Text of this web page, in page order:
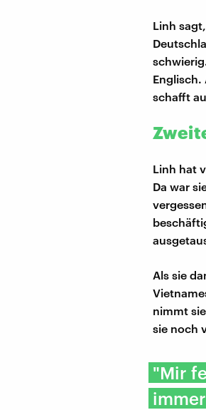
Linh
Englisch.
schafft
Linh hat
Da war
Als sie
nimmt
sie noch
"Mir